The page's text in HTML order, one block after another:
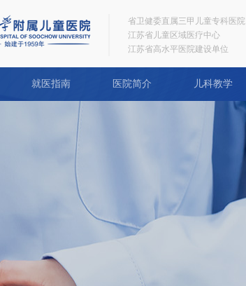
省卫健委直属三甲儿童专科医院
江苏省儿童区域医疗中心
江苏省高水平医院建设单位
就医指南 医院简介 儿科教学